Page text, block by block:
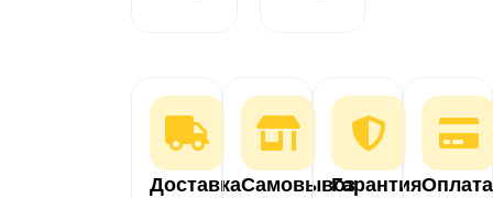
ДоставкаСамовывозГарантияОплата